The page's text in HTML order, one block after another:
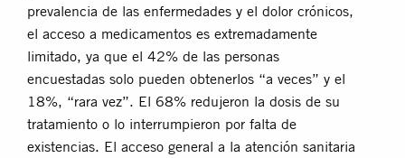
prevalencia de las enfermedades y el dolor crónicos,
el acceso a medicamentos es extremadamente
limitado, ya que el 42% de las personas
encuestadas solo pueden obtenerlos “a veces” y el
18%, “rara vez”. El 68% redujeron la dosis de su
tratamiento o lo interrumpieron por falta de
existencias. El acceso general a la atención sanitaria